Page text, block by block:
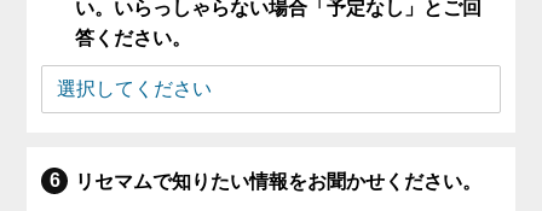
い。いらっしゃらない場合「予定なし」とご回
答ください。
リセマムで知りたい情報をお聞かせください。